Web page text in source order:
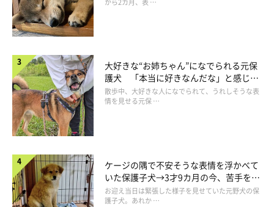
大好きな“お姉ちゃん”になでられる元保
護犬 「本当に好きなんだな」と感じる
表情にほっこり
散歩中、大好きな人になでられて、うれしそうな表
情を見せる元保 …
ケージの隅で不安そうな表情を浮かべて
いた保護子犬→3才9カ月の今、苦手を克
服し頼もしいコに成長！
お迎え当日は緊張した様子を見せていた元野犬の保
護子犬。あれか …